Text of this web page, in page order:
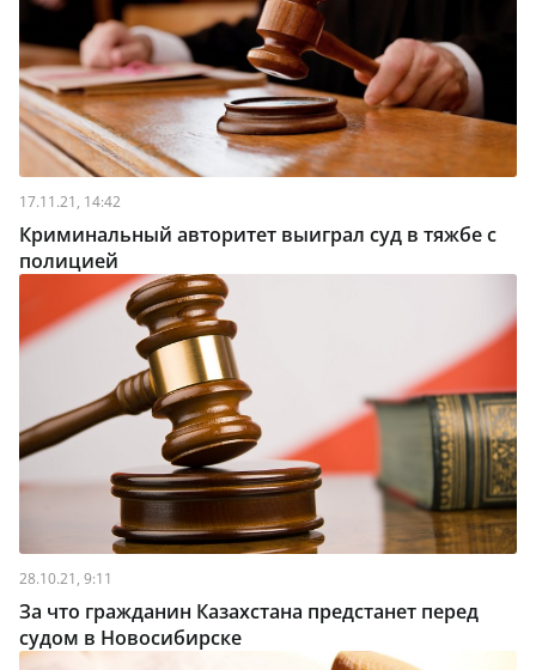
17.11.21, 14:42
Криминальный авторитет выиграл суд в тяжбе с
полицией
28.10.21, 9:11
За что гражданин Казахстана предстанет перед
судом в Новосибирске